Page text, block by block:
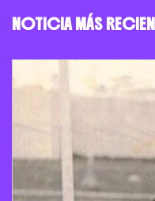
NOTICIA MÁS